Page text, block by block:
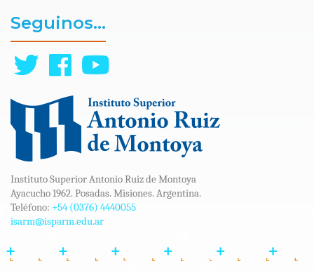
Seguinos...
Instituto Superior Antonio Ruiz de Montoya
Ayacucho 1962. Posadas. Misiones. Argentina.
Teléfono: +54 (0376) 4440055
isarm@isparm.edu.ar